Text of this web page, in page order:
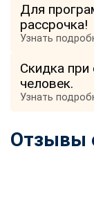
Для
рассрочка!
Узнать
Скидка
человек.
Узнать
Отзывы